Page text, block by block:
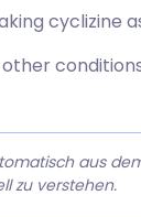
cyclizine
aus
zu verstehen.